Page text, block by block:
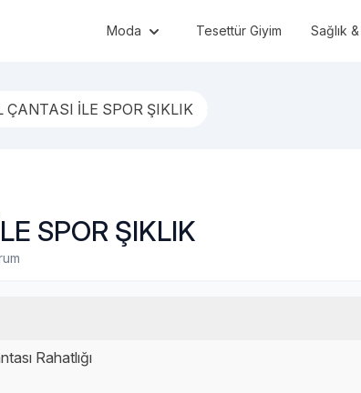
Moda Tesettür Giyim Sağlık
ÇANTASI İLE SPOR ŞIKLIK
SPOR ŞIKLIK
Rahatlığı